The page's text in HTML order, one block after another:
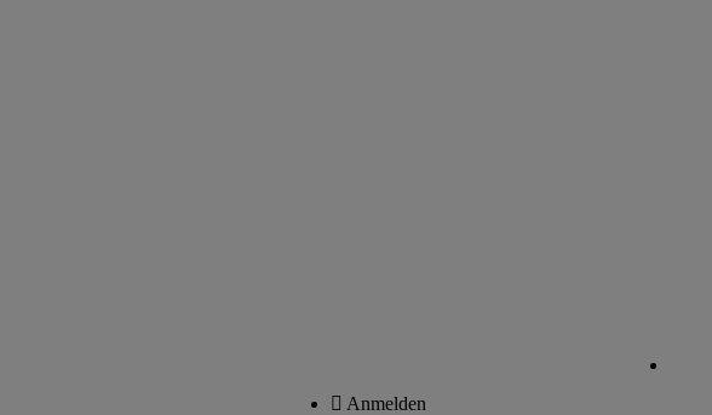
Anmelden